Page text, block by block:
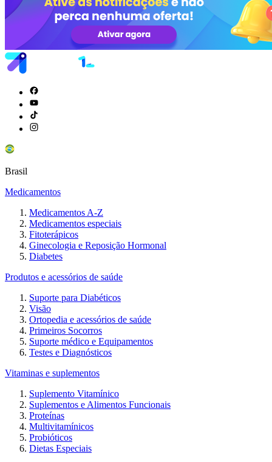
Brasil
Medicamentos
Medicamentos A-Z
Medicamentos especiais
Fitoterápicos
Ginecologia e Reposição Hormonal
Diabetes
Produtos e acessórios de saúde
Suporte para Diabéticos
Visão
Ortopedia e acessórios de saúde
Primeiros Socorros
Suporte médico e Equipamentos
Testes e Diagnósticos
Vitaminas e suplementos
Suplemento Vitamínico
Suplementos e Alimentos Funcionais
Proteínas
Multivitamínicos
Probióticos
Dietas Especiais